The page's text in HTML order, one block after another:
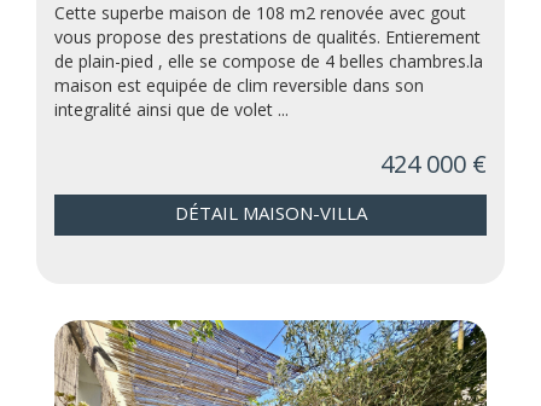
Cette superbe maison de 108 m2 renovée avec gout
vous propose des prestations de qualités. Entierement
de plain-pied , elle se compose de 4 belles chambres.la
maison est equipée de clim reversible dans son
integralité ainsi que de volet ...
424 000 €
DÉTAIL MAISON-VILLA